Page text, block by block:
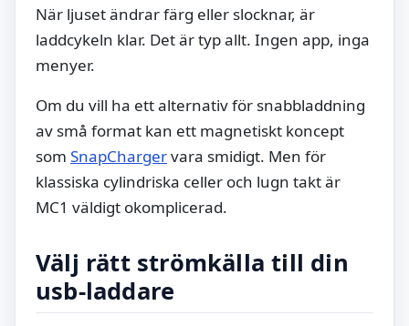
När ljuset ändrar färg eller slocknar, är
laddcykeln klar. Det är typ allt. Ingen app, inga
menyer.
Om du vill ha ett alternativ för snabbladdning
av små format kan ett magnetiskt koncept
som SnapChargervara smidigt. Men för
klassiska cylindriska celler och lugn takt är
MC1 väldigt okomplicerad.
Välj rätt strömkälla till din
usb-laddare